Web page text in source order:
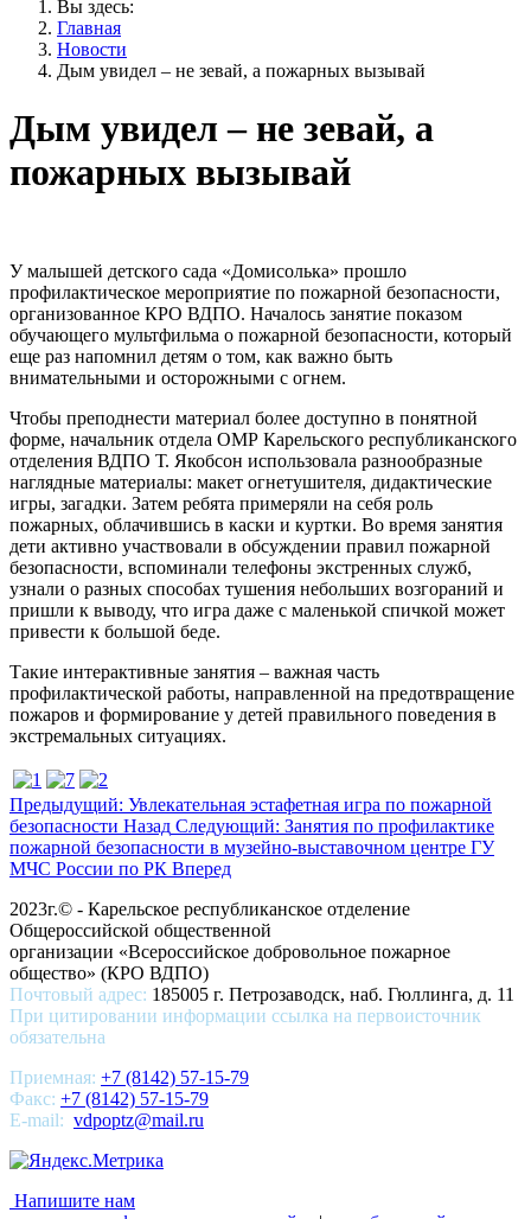
Вы здесь:
Главная
Новости
Дым увидел – не зевай, а пожарных вызывай
Дым увидел – не зевай, а
пожарных вызывай
У малышей детского сада «Домисолька» прошло
профилактическое мероприятие по пожарной безопасности,
организованное КРО ВДПО. Началось занятие показом
обучающего мультфильма о пожарной безопасности, который
еще раз напомнил детям о том, как важно быть
внимательными и осторожными с огнем.
Чтобы преподнести материал более доступно в понятной
форме, начальник отдела ОМР Карельского республиканского
отделения ВДПО Т. Якобсон использовала разнообразные
наглядные материалы: макет огнетушителя, дидактические
игры, загадки. Затем ребята примеряли на себя роль
пожарных, облачившись в каски и куртки. Во время занятия
дети активно участвовали в обсуждении правил пожарной
безопасности, вспоминали телефоны экстренных служб,
узнали о разных способах тушения небольших возгораний и
пришли к выводу, что игра даже с маленькой спичкой может
привести к большой беде.
Такие интерактивные занятия – важная часть
профилактической работы, направленной на предотвращение
пожаров и формирование у детей правильного поведения в
экстремальных ситуациях.
Предыдущий: Увлекательная эстафетная игра по пожарной
безопасности Назад Следующий: Занятия по профилактике
пожарной безопасности в музейно-выставочном центре ГУ
МЧС России по РК Вперед
2023г.© - Карельское республиканское отделение
Общероссийской общественной
организации «Всероссийское добровольное пожарное
общество» (КРО ВДПО)
Почтовый адрес: 185005 г. Петрозаводск, наб. Гюллинга, д. 11
При цитировании информации ссылка на первоисточник
обязательна
Приемная: +7 (8142) 57-15-79
Факс: +7 (8142) 57-15-79
E-mail: vdpoptz@mail.ru
Напишите нам